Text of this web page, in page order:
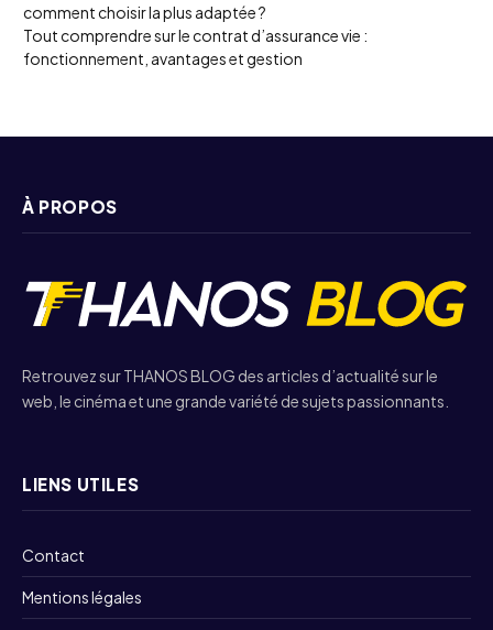
comment choisir la plus adaptée ?
Tout comprendre sur le contrat d’assurance vie :
fonctionnement, avantages et gestion
À PROPOS
Retrouvez sur THANOS BLOG des articles d’actualité sur le
web, le cinéma et une grande variété de sujets passionnants.
LIENS UTILES
Contact
Mentions légales